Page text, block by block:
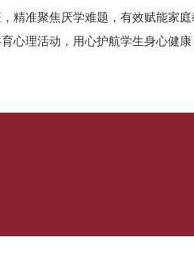
精准聚焦厌学难题，有效赋能家
心理活动，用心护航学生身心健康